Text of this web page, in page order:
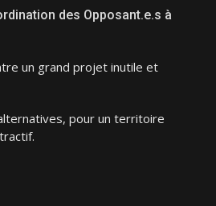
des Opposant.e.s à
un grand projet inutile et
pour un territoire